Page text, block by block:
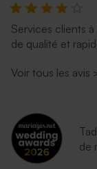
Services clients
de qualité et
Voir tous les avis
de